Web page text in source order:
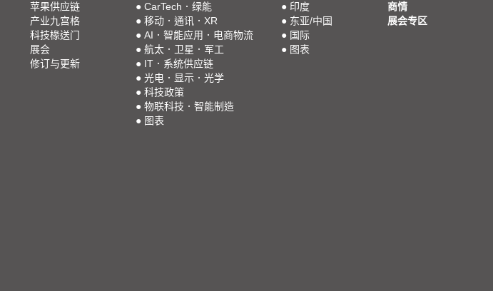
苹果供应链
产业九宫格
科技椽送门
展会
修订与更新
● CarTech．绿能
● 移动．通讯．XR
● AI．智能应用．电商物流
● 航太．卫星．军工
● IT．系统供应链
● 光电．显示．光学
● 科技政策
● 物联科技．智能制造
● 图表
● 印度
● 东亚/中国
● 国际
● 图表
商情
展会专区